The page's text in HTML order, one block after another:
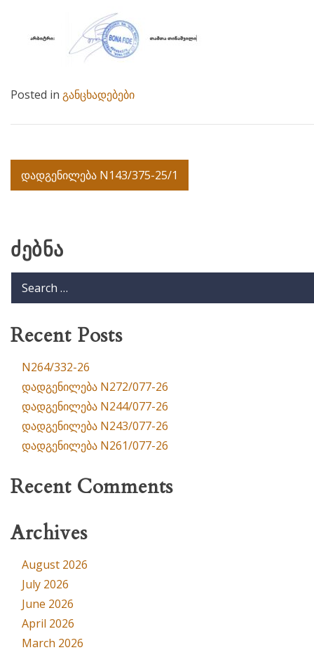
Posted in განცხადებები
Post
navigation
დადგენილება N143/375-25/1
ძებნა
Recent Posts
N264/332-26
დადგენილება N272/077-26
დადგენილება N244/077-26
დადგენილება N243/077-26
დადგენილება N261/077-26
Recent Comments
Archives
August 2026
July 2026
June 2026
April 2026
March 2026